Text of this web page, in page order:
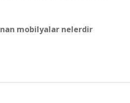
mobilyalar nelerdir